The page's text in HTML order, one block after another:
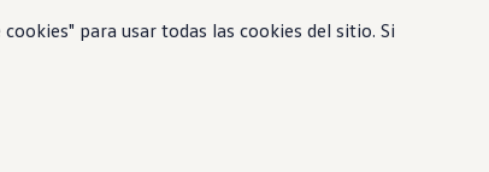
para usar todas las cookies del sitio. Si